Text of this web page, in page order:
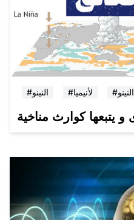
#النينو #لأنيميا
و يتبعها كوارث مناخية